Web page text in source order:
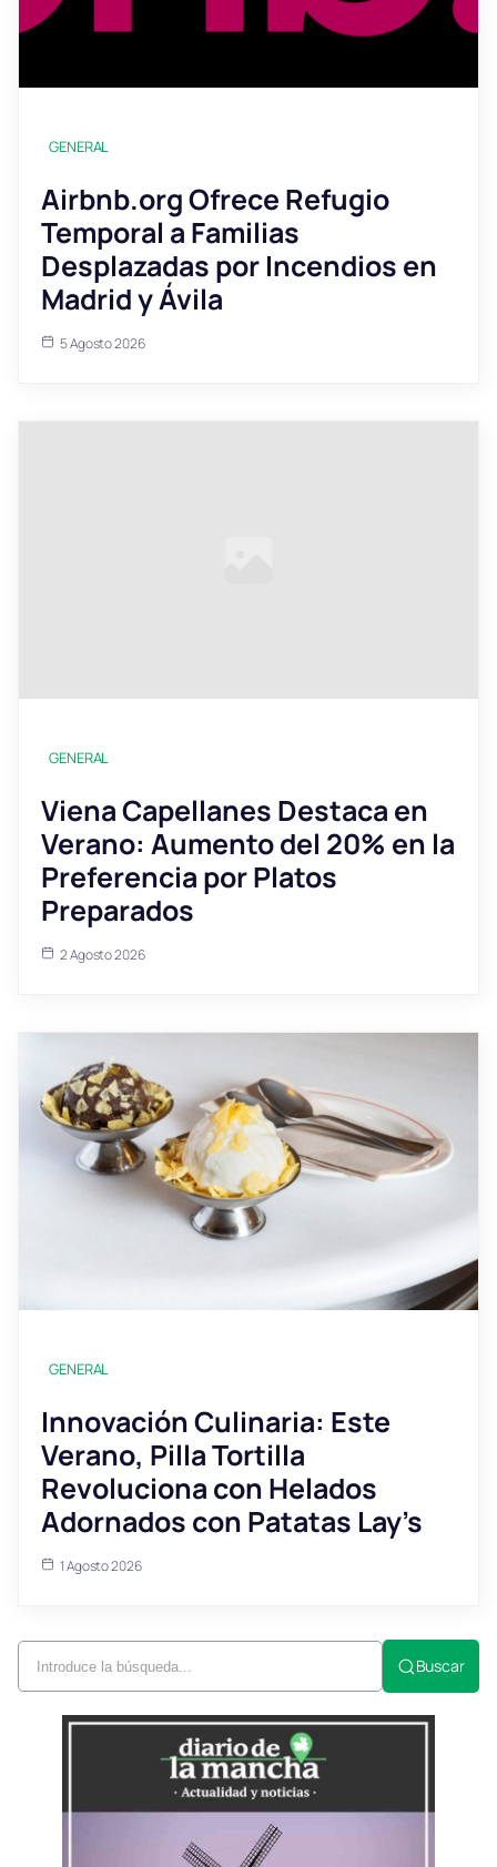
GENERAL
Airbnb.org Ofrece Refugio
Temporal a Familias
Desplazadas por Incendios en
Madrid y Ávila
5 Agosto 2026
GENERAL
Viena Capellanes Destaca en
Verano: Aumento del 20% en la
Preferencia por Platos
Preparados
2 Agosto 2026
GENERAL
Innovación Culinaria: Este
Verano, Pilla Tortilla
Revoluciona con Helados
Adornados con Patatas Lay’s
1 Agosto 2026
Buscar